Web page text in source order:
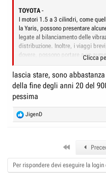
u
s
s
n
e
TOYOTA -
I motori 1.5 a 3 cilindri, come
la Yaris, possono presentare
legate al bilanciamento delle
distribuzione. Inoltre, i viaggi
dovere, possono portare a un
un'eccessiva sovralimentazione
Problemi simili anche per la
VVT-i 2NZda 87 CV, che ha
ha riscontrato vari casi di rottura
Attenzione a
Puretech di
accusato difetti più
www.alvolante.it
Clicca
lascia stare, sono
della fine degli anni 20 del
pessima
R
e
o
n
JigenD
Per rispondere devi eseguire la